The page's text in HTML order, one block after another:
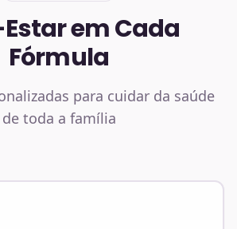
em Cada
Fórmula
para cuidar da saúde
de toda a família